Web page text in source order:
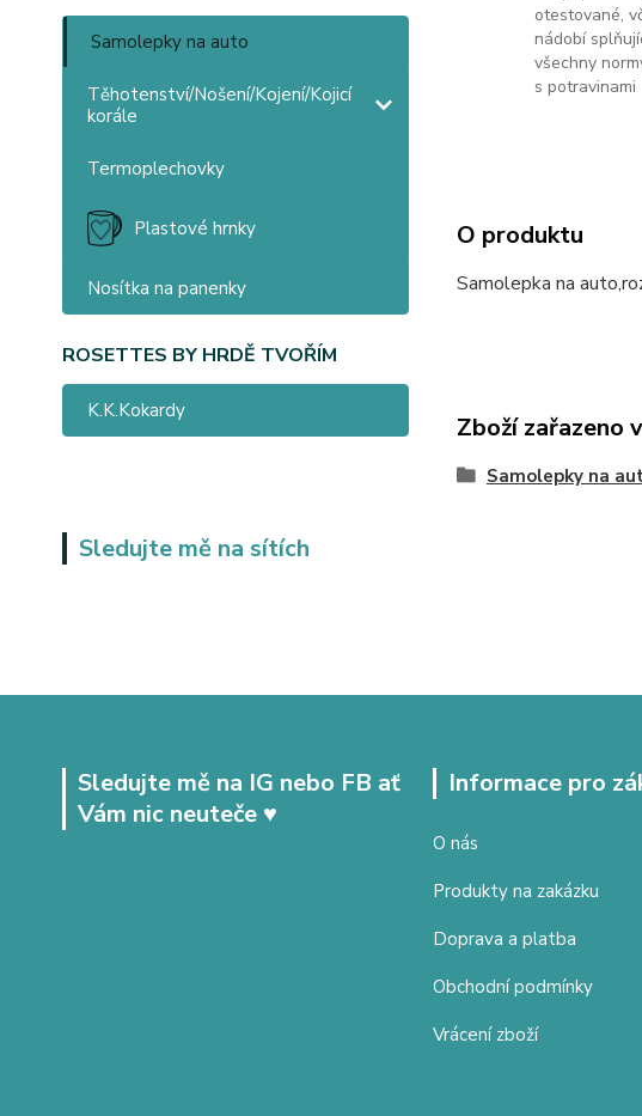
Samolepky na auto
Těhotenství/Nošení/Kojení/Kojicí
korále
Termoplechovky
Plastové hrnky
Nosítka na panenky
ROSETTES BY HRDĚ TVOŘÍM
K.K.Kokardy
Sledujte mě na sítích
otestované,
nádobí
všechny
s potravinami
O produktu
Samolepka na
Zboží zařazeno
Samolepky na
Sledujte mě na IG nebo FB ať
Vám nic neuteče ♥
Informace pro
O nás
Produkty na zakázku
Doprava a platba
Obchodní podmínky
Vrácení zboží